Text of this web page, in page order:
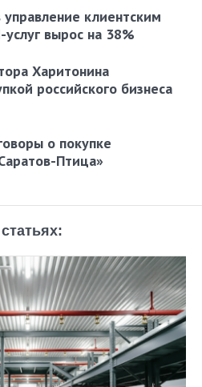
клиентским
вырос на 38%
Харитонина
российского бизнеса
о покупке
Птица»